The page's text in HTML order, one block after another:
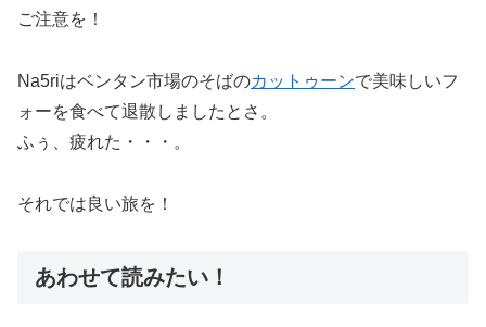
ご注意を！
Na5riはベンタン市場のそばのカットゥーンで美味しいフ
ォーを食べて退散しましたとさ。
ふぅ、疲れた・・・。
それでは良い旅を！
あわせて読みたい！